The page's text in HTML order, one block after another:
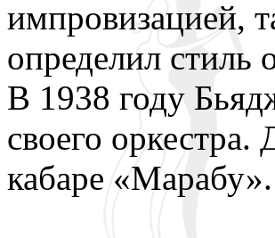
импровизацией,
определил стиль
В 1938 году
своего оркестра.
кабаре «Марабу».